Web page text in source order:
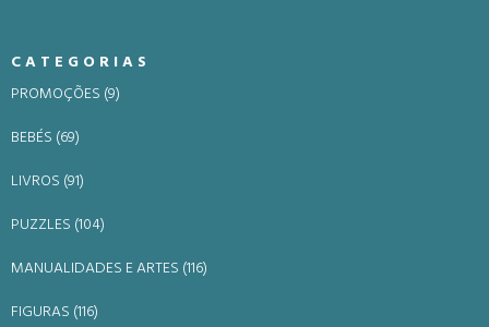
CATEGORIAS
PROMOÇÕES (9)
BEBÉS (69)
LIVROS (91)
PUZZLES (104)
MANUALIDADES E ARTES (116)
FIGURAS (116)